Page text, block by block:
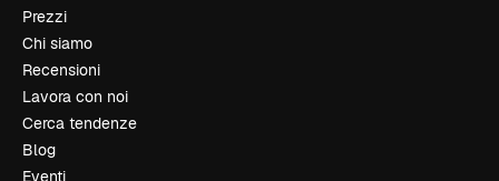
Prezzi
Chi siamo
Recensioni
Lavora con noi
Cerca tendenze
Blog
Eventi